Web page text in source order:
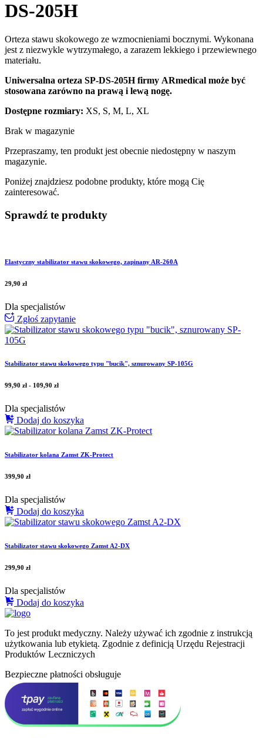
DS-205H
Orteza stawu skokowego ze wzmocnieniami bocznymi. Wykonana
jest z niezwykle wytrzymałego, a zarazem lekkiego i przewiewnego
materiału.
Uniwersalna orteza SP-DS-205H firmy ARmedical może być
stosowana zarówno na prawą i lewą nogę.
Dostępne rozmiary: XS, S, M, L, XL
Brak w magazynie
Przepraszamy, ten produkt jest obecnie niedostępny w naszym
magazynie.
Poniżej znajdziesz podobne produkty, które mogą Cię
zainteresować.
Sprawdź te produkty
Elastyczny stabilizator stawu skokowego, zapinany AR-260A
29,90 zł
Dla specjalistów
Zgłoś zapytanie
Stabilizator stawu skokowego typu "bucik", sznurowany SP-105G
99,90 zł - 109,90 zł
Dla specjalistów
Dodaj do koszyka
Stabilizator kolana Zamst ZK-Protect
399,90 zł
Dla specjalistów
Dodaj do koszyka
Stabilizator stawu skokowego Zamst A2-DX
299,90 zł
Dla specjalistów
Dodaj do koszyka
To jest produkt medyczny. Należy używać ich zgodnie z instrukcją
użytkowania lub etykietą. Zgodnie z definicją Urzędu Rejestracji
Produktów Leczniczych
Bezpieczne płatności obsługuje